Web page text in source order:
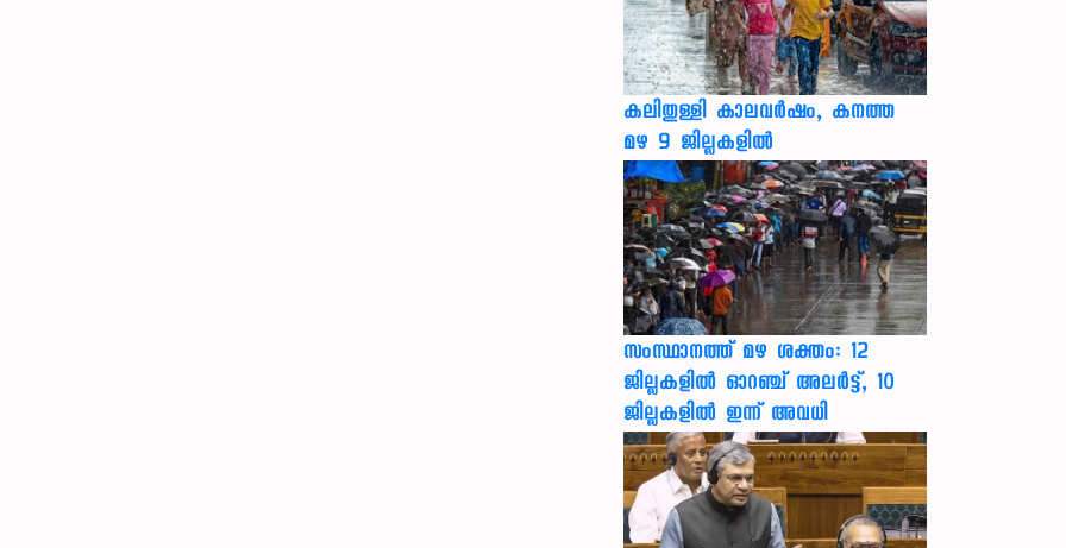
കലിതുള്ളി കാലവർഷം, കനത്ത
മഴ 9 ജില്ലകളിൽ
സംസ്ഥാനത്ത് മഴ ശക്തം: 12
ജില്ലകളിൽ ഓറഞ്ച് അലർട്ട്, 10
ജില്ലകളിൽ ഇന്ന് അവധി